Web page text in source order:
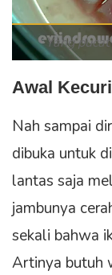
Yang
Awal
Nah sampai
dibuka untuk
lantas saja
jambunya
sekali bahwa
Artinya butuh